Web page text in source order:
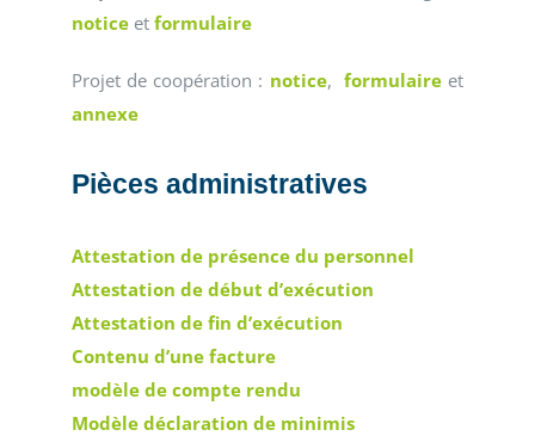
notice et formulaire
Projet de coopération : notice, formulaireet
annexe
Pièces administratives
Attestation de présence du personnel
Attestation de début d’exécution
Attestation de fin d’exécution
Contenu d’une facture
modèle de compte rendu
Modèle déclaration de minimis